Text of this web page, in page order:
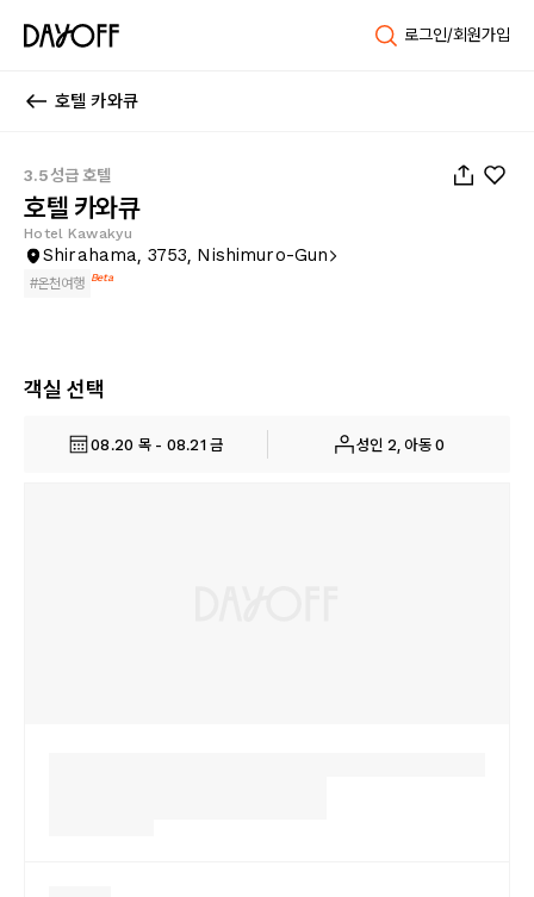
로그인/회원가입
호텔 카와큐
3.5성급 호텔
호텔 카와큐
Hotel Kawakyu
Shirahama, 3753, Nishimuro-Gun
#온천여행 Beta
객실 선택
08.20 목 - 08.21 금 성인 2, 아동 0